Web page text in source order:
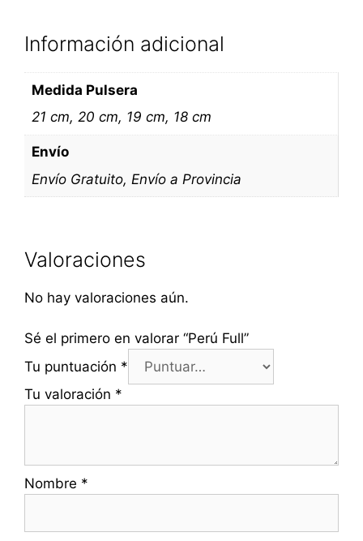
Información adicional
Medida Pulsera
21 cm, 20 cm, 19 cm, 18 cm
Envío
Envío Gratuito, Envío a Provincia
Valoraciones
No hay valoraciones aún.
Sé el primero en valorar “Perú Full”
Tu puntuación *
Tu valoración *
Nombre *